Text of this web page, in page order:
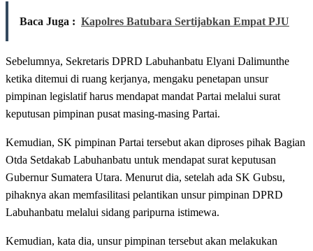
Baca Juga : Kapolres Batubara Sertijabkan Empat PJU
Sebelumnya, Sekretaris DPRD Labuhanbatu Elyani Dalimunthe
ketika ditemui di ruang kerjanya, mengaku penetapan unsur
pimpinan legislatif harus mendapat mandat Partai melalui surat
keputusan pimpinan pusat masing-masing Partai.
Kemudian, SK pimpinan Partai tersebut akan diproses pihak Bagian
Otda Setdakab Labuhanbatu untuk mendapat surat keputusan
Gubernur Sumatera Utara. Menurut dia, setelah ada SK Gubsu,
pihaknya akan memfasilitasi pelantikan unsur pimpinan DPRD
Labuhanbatu melalui sidang paripurna istimewa.
Kemudian, kata dia, unsur pimpinan tersebut akan melakukan